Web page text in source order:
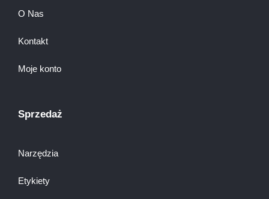
O Nas
Kontakt
Moje konto
Sprzedaż
Narzędzia
Etykiety